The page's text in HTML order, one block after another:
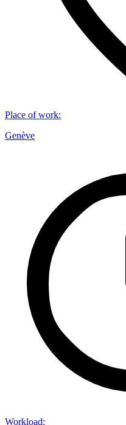
Place of work:
Genève
Workload: